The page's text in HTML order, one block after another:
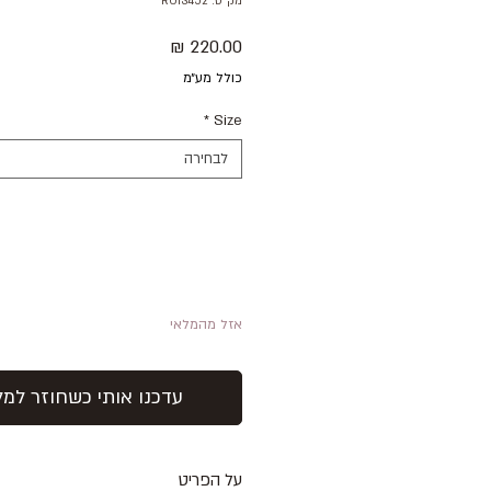
כולל מע״מ
Size
*
לבחירה
אזל מהמלאי
עדכנו אותי כשחוזר
על הפריט